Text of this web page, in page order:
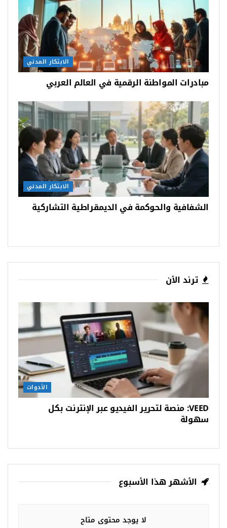
الابتكار المدني
مبادرات المواطنة الرقمية في العالم العربي
الابتكار المدني
الشفافية والحوكمة في الديمقراطية التشاركية
ترند الٱن
الأدوات
VEED: منصة لتحرير الفيديو عبر الإنترنت بكل
سهولة
الأشهر هذا الأسبوع
لا يوجد محتوى متاح